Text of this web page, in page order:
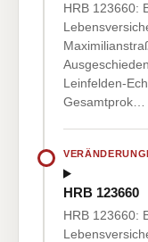
HRB 123660:
Leinfelden-
Gesamtprok…
HRB 123660
HRB 123660: